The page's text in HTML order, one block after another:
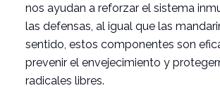
nos ayudan a reforzar el sistema
las defensas, al igual que las
sentido, estos componentes son
prevenir el envejecimiento y
radicales libres.